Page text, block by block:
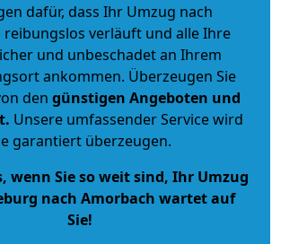
dafür, dass Ihr Umzug nach
reibungslos verläuft und alle Ihre
und unbeschadet an Ihrem
ankommen. Überzeugen Sie
den günstigen Angeboten und
. Unsere umfassender Service wird
garantiert überzeugen.
wenn Sie so weit sind, Ihr Umzug
nach Amorbach wartet auf
Sie!